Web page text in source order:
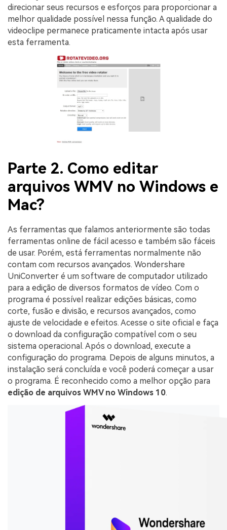
direcionar seus recursos e esforços para proporcionar a
melhor qualidade possível nessa função. A qualidade do
videoclipe permanece praticamente intacta após usar
esta ferramenta.
Parte 2. Como editar
arquivos WMV no Windows e
Mac?
As ferramentas que falamos anteriormente são todas
ferramentas online de fácil acesso e também são fáceis
de usar. Porém, está ferramentas normalmente não
contam com recursos avançados. Wondershare
UniConverter é um software de computador utilizado
para a edição de diversos formatos de vídeo. Com o
programa é possível realizar edições básicas, como
corte, fusão e divisão, e recursos avançados, como
ajuste de velocidade e efeitos. Acesse o site oficial e faça
o download da configuração compatível com o seu
sistema operacional. Após o download, execute a
configuração do programa. Depois de alguns minutos, a
instalação será concluída e você poderá começar a usar
o programa. É reconhecido como a melhor opção para
edição de arquivos WMV no Windows 10.